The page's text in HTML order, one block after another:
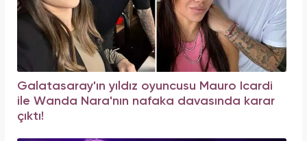
Galatasaray'ın yıldız oyuncusu Mauro Icardi
ile Wanda Nara'nın nafaka davasında karar
çıktı!